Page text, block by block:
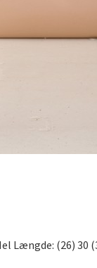
Længde: (26)